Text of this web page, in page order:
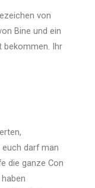
von
Bine und ein
bekommen. Ihr
darf man
die ganze Con